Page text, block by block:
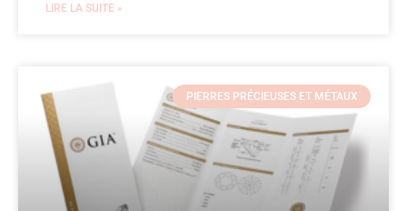
LIRE LA SUITE »
PIERRES PRÉCIEUSES ET MÉTAUX